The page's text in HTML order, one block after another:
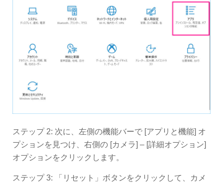
ステップ 2: 次に、左側の機能バーで [アプリと機能] オ
プションを見つけ、右側の [カメラ] – [詳細オプション]
オプションをクリックします。
ステップ 3: 「リセット」ボタンをクリックして、カメ